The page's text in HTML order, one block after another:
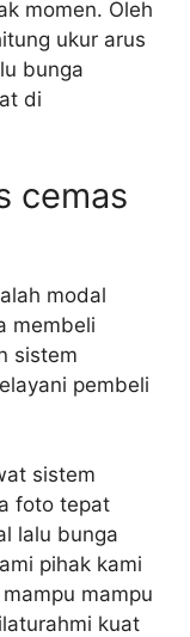
momen. Oleh
ukur arus
bunga
di
cemas
modal
membeli
sistem
pembeli
sistem
foto tepat
lalu bunga
pihak kami
mampu
kuat